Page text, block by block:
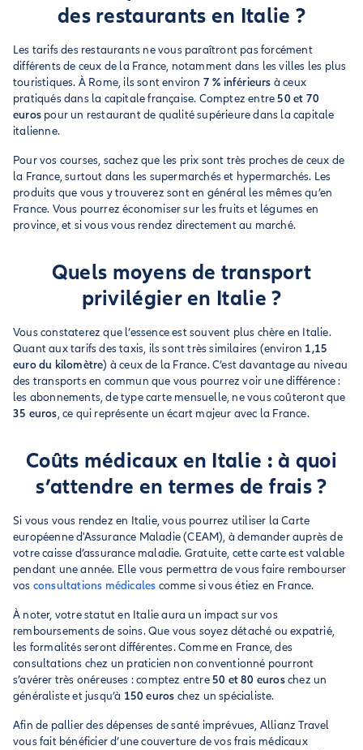
des restaurants en Italie ?
Les tarifs des restaurants ne vous paraîtront pas forcément
différents de ceux de la France, notamment dans les villes les plus
touristiques. À Rome, ils sont environ 7 % inférieurs à ceux
pratiqués dans la capitale française. Comptez entre50 et 70
euros pour un restaurant de qualité supérieure dans la capitale
italienne.
Pour vos courses, sachez que les prix sont très proches de ceux de
la France, surtout dans les supermarchés et hypermarchés. Les
produits que vous y trouverez sont en général les mêmes qu’en
France. Vous pourrez économiser sur les fruits et légumes en
province, et si vous vous rendez directement au marché.
Quels moyens de transport
privilégier en Italie ?
Vous constaterez que l’essence est souvent plus chère en Italie.
Quant aux tarifs des taxis, ils sont très similaires (environ 1,15
euro du kilomètre) à ceux de la France. C’est davantage au niveau
des transports en commun que vous pourrez voir une différence :
les abonnements, de type carte mensuelle, ne vous coûteront que
35 euros, ce qui représente un écart majeur avec la France.
Coûts médicaux en Italie : à quoi
s’attendre en termes de frais ?
Si vous vous rendez en Italie, vous pourrez utiliser la Carte
européenne d'Assurance Maladie (CEAM), à demander auprès de
votre caisse d’assurance maladie. Gratuite, cette carte est valable
pendant une année. Elle vous permettra de vous faire rembourser
vos consultations médicales comme si vous étiez en France.
À noter, votre statut en Italie aura un impact sur vos
remboursements de soins. Que vous soyez détaché ou expatrié,
les formalités seront différentes. Comme en France, des
consultations chez un praticien non conventionné pourront
s’avérer très onéreuses : comptez entre50 et 80 euroschez un
généraliste et jusqu’à 150 euros chez un spécialiste.
Afin de pallier des dépenses de santé imprévues, Allianz Travel
vous fait bénéficier d’une couverture de vos frais médicaux